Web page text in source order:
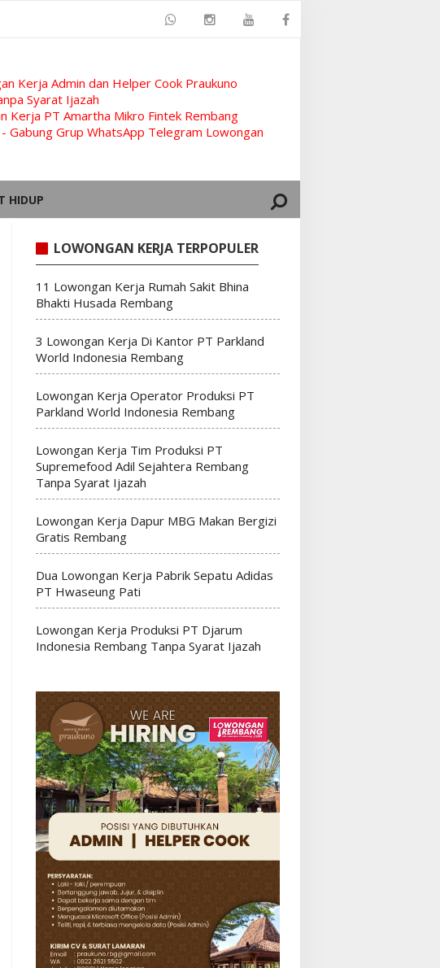
Kerja Admin dan Helper Cook Praukuno
Syarat Ijazah
Kerja PT Amartha Mikro Fintek Rembang
Gabung Grup WhatsApp Telegram Lowongan
HIDUP
LOWONGAN KERJA TERPOPULER
11 Lowongan Kerja Rumah Sakit Bhina
Bhakti Husada Rembang
3 Lowongan Kerja Di Kantor PT Parkland
World Indonesia Rembang
Lowongan Kerja Operator Produksi PT
Parkland World Indonesia Rembang
Lowongan Kerja Tim Produksi PT
Supremefood Adil Sejahtera Rembang
Tanpa Syarat Ijazah
Lowongan Kerja Dapur MBG Makan Bergizi
Gratis Rembang
Dua Lowongan Kerja Pabrik Sepatu Adidas
PT Hwaseung Pati
Lowongan Kerja Produksi PT Djarum
Indonesia Rembang Tanpa Syarat Ijazah